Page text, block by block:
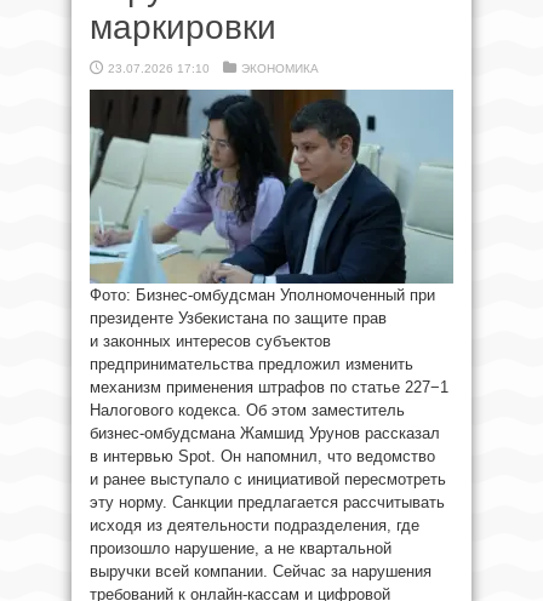
маркировки
23.07.2026 17:10 ЭКОНОМИКА
Фото: Бизнес-омбудсман Уполномоченный при
президенте Узбекистана по защите прав
и законных интересов субъектов
предпринимательства предложил изменить
механизм применения штрафов по статье 227−1
Налогового кодекса. Об этом заместитель
бизнес-омбудсмана Жамшид Урунов рассказал
в интервью Spot. Он напомнил, что ведомство
и ранее выступало с инициативой пересмотреть
эту норму. Санкции предлагается рассчитывать
исходя из деятельности подразделения, где
произошло нарушение, а не квартальной
выручки всей компании. Сейчас за нарушения
требований к онлайн-кассам и цифровой